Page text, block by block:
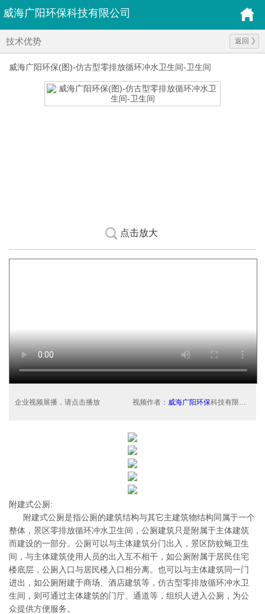
威海广阳环保科技有限公司
技术优势 返回
威海广阳环保(图)-仿古型零排放循环冲水卫生间-卫生间
点击放大
企业视频展播，请点击播放 视频作者： 威海广阳环保科技有限公司
附建式公厕:
附建式公厕是指公厕的建筑结构与其它主建筑物结构同属于一个
整体，景区零排放循环冲水卫生间，公厕建筑只是附属于主体建筑
而建设的一部分。公厕可以与主体建筑分门出入，景区防蚊蝇卫生
间，与主体建筑使用人员的出入互不相干，如公厕附属于居民住宅
楼底层，公厕入口与居民楼入口相分离。也可以与主体建筑同一门
进出，如公厕附建于商场、酒店建筑等，仿古型零排放循环冲水卫
生间，则可通过主体建筑的门厅、通道等，组织人进入公厕，为公
众提供方便服务。